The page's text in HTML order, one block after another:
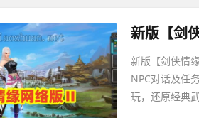
新版【剑侠情
NPC对话及任
玩，还原经典